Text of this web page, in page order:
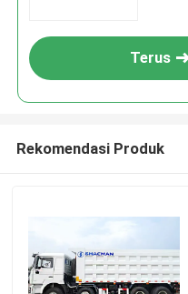
Terus
Rekomendasi Produk